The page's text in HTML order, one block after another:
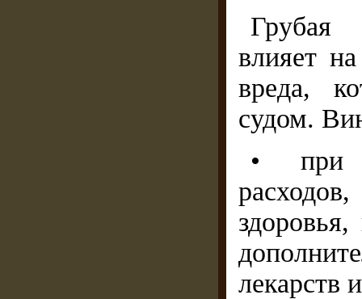
Грубая
влияет
вреда,
судом.
• при
лекарств